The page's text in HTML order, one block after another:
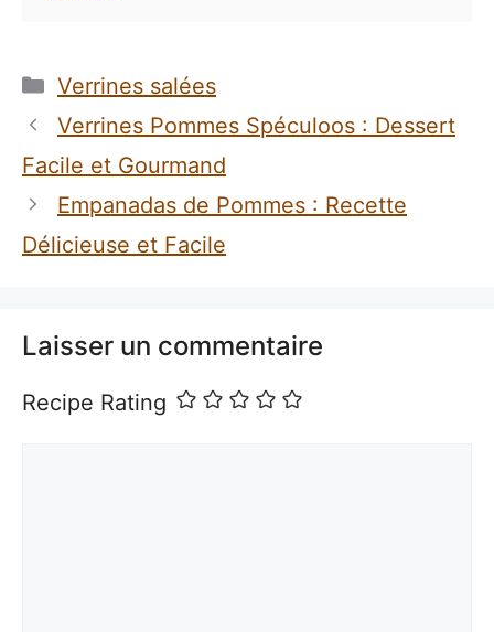
Catégories
Verrines salées
Verrines Pommes Spéculoos : Dessert
Facile et Gourmand
Empanadas de Pommes : Recette
Délicieuse et Facile
Laisser un commentaire
Recipe Rating